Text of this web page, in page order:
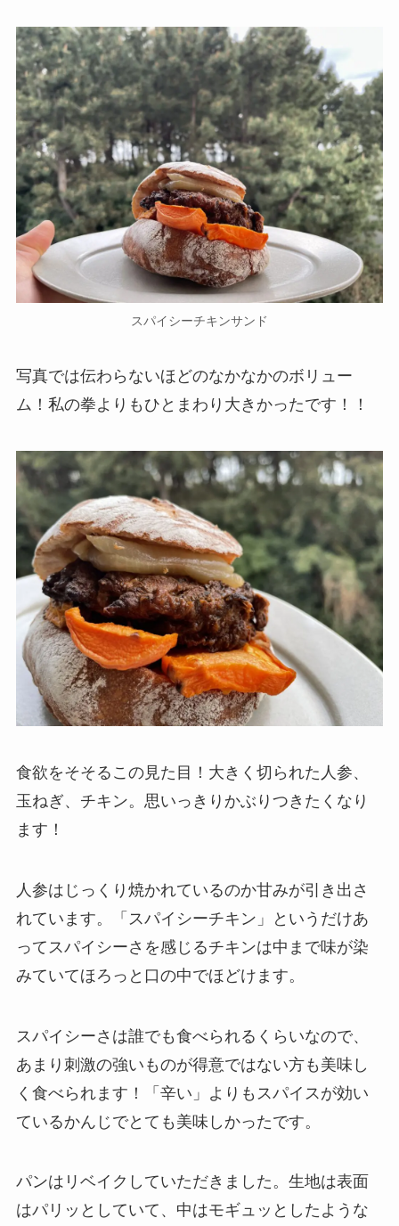
スパイシーチキンサンド
写真では伝わらないほどのなかなかのボリュー
ム！私の拳よりもひとまわり大きかったです！！
食欲をそそるこの見た目！大きく切られた人参、
玉ねぎ、チキン。思いっきりかぶりつきたくなり
ます！
人参はじっくり焼かれているのか甘みが引き出さ
れています。「スパイシーチキン」というだけあ
ってスパイシーさを感じるチキンは中まで味が染
みていてほろっと口の中でほどけます。
スパイシーさは誰でも食べられるくらいなので、
あまり刺激の強いものが得意ではない方も美味し
く食べられます！「辛い」よりもスパイスが効い
ているかんじでとても美味しかったです。
パンはリベイクしていただきました。生地は表面
はパリッとしていて、中はモギュッとしたような